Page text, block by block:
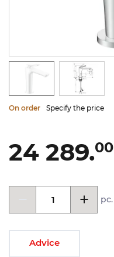
On order Specify the price
24 289.00
pc.
Advice